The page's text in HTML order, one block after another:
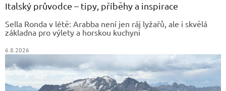
Italský průvodce – tipy, příběhy a inspirace
Sella Ronda v létě: Arabba není jen ráj lyžařů, ale i skvělá
základna pro výlety a horskou kuchyni
6.8.2026